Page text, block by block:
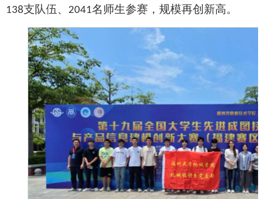
138支队伍、 2041名师生参赛，规模再创新高。